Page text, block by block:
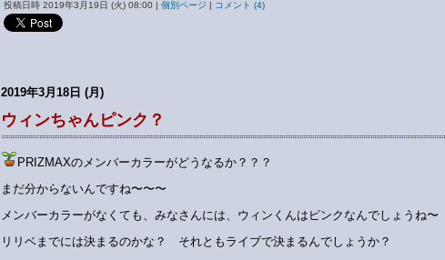
投稿日時 2019年3月19日 (火) 08:00 | 個別ページ | コメント (4)
2019年3月18日 (月)
ウィンちゃんピンク？
PRIZMAXのメンバーカラーがどうなるか？？？
まだ分からないんですね〜〜〜
メンバーカラーがなくても、みなさんには、ウィンくんはピンクなんでしょうね〜
リリベまでには決まるのかな？ それともライブで決まるんでしょうか？